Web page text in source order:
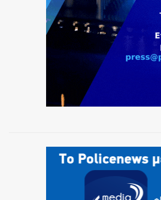
ΑΣΤΥΝΟΜΙΚΟ ΡΕΠΟΡΤΑΖ